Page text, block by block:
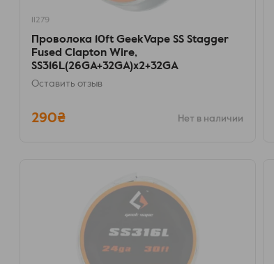
11279
Проволока 10ft GeekVape SS Stagger
Fused Clapton Wire,
SS316L(26GA+32GA)x2+32GA
Оставить отзыв
290₴ Нет в наличии